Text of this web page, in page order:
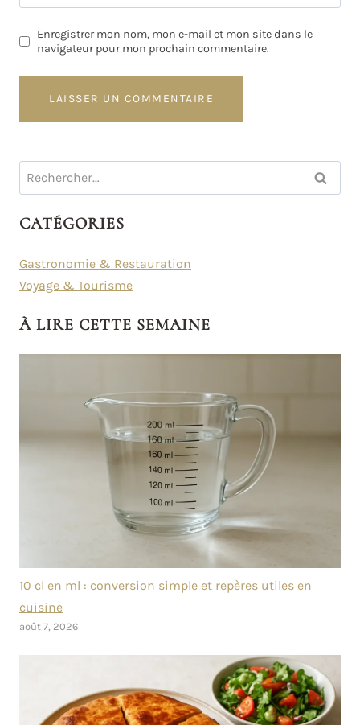
Enregistrer mon nom, mon e-mail et mon site dans le
navigateur pour mon prochain commentaire.
Rechercher :
CATÉGORIES
Gastronomie & Restauration
Voyage & Tourisme
À LIRE CETTE SEMAINE
10 cl en ml : conversion simple et repères utiles en
cuisine
août 7, 2026